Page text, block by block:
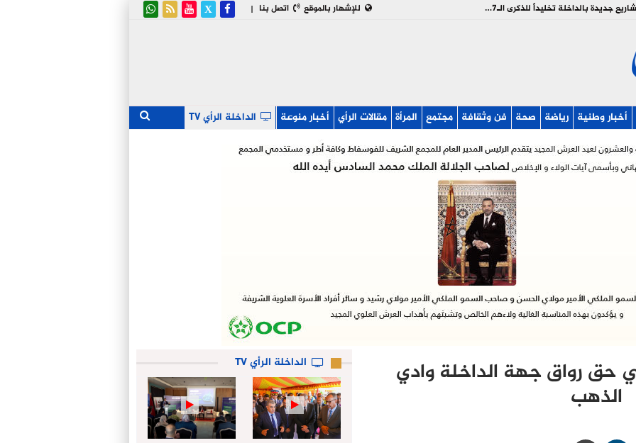
| اتصل بنا للإشهار بالموقع بالفيديو : تدشين وإطلاق مشاريع جديدة بالداخلة تخليداً للذكرى الـ27 لعيد العرش
أخبار وطنية رياضة صحة فن وثقافة مجتمع المرأة مقالات الرأي أخبار منوعة الداخلة الرأي TV
حق رواق جهة الداخلة وادي
الذهب
الداخلة الرأي TV